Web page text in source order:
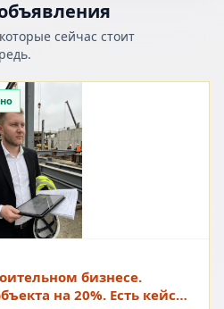
сейчас стоит
бизнесе.
на 20%. Есть кейсы с